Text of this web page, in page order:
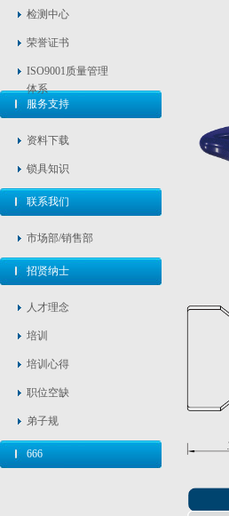
检测中心
荣誉证书
ISO9001质量管理
体系
服务支持
资料下载
锁具知识
联系我们
市场部/销售部
招贤纳士
人才理念
培训
培训心得
职位空缺
弟子规
666